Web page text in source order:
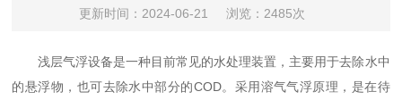
更新时间：2024-06-21 浏览：2485次
浅层气浮设备是一种目前常见的水处理装置，主要用于去除水中
的悬浮物，也可去除水中部分的COD。采用溶气气浮原理，是在待